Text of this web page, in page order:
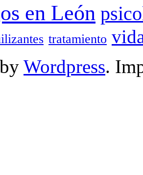
en León
tratamiento
Wordpress.